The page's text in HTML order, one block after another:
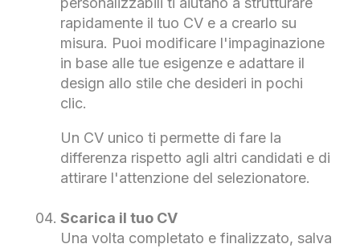
rapidamente il tuo CV e a crearlo su
misura. Puoi modificare l'impaginazione
in base alle tue esigenze e adattare il
design allo stile che desideri in pochi
clic.
Un CV unico ti permette di fare la
differenza rispetto agli altri candidati e di
attirare l'attenzione del selezionatore.
Scarica il tuo CV
Una volta completato e finalizzato, salva